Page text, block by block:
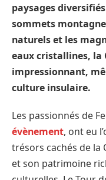
paysages
sommets
naturels et les
eaux cristallines, la
impressionnant,
culture insulaire.
Les passionnés de
évènement, ont eu
trésors cachés de la
et son patrimoine